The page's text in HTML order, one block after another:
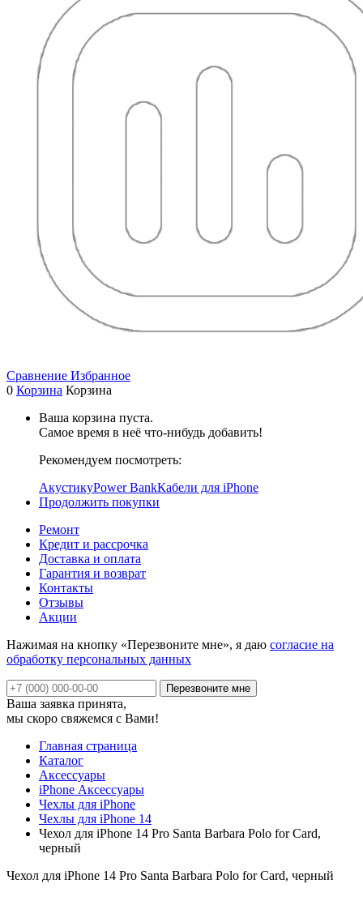
Сравнение Избранное
0 Корзина Корзина
Ваша корзина пуста.
Самое время в неё что-нибудь добавить!
Рекомендуем посмотреть:
АкустикуPower BankКабели для iPhone
Продолжить покупки
Ремонт
Кредит и рассрочка
Доставка и оплата
Гарантия и возврат
Контакты
Отзывы
Акции
Нажимая на кнопку «Перезвоните мне», я даю согласие на
обработку персональных данных
Ваша заявка принята,
мы скоро свяжемся с Вами!
Главная страница
Каталог
Аксессуары
iPhone Аксессуары
Чехлы для iPhone
Чехлы для iPhone 14
Чехол для iPhone 14 Pro Santa Barbara Polo for Card,
черный
Чехол для iPhone 14 Pro Santa Barbara Polo for Card, черный